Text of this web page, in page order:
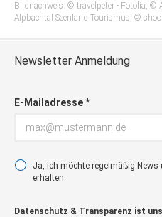
Bildnachweis: © travelpeter - Fotolia, ©
Alpbachtal Seenland Tourismus, ©
Newsletter Anmeldung
E-Mailadresse *
Ja, ich möchte regelmäßig News
erhalten.
Datenschutz & Transparenz ist